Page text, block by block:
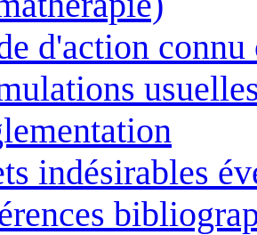
d'action connu
indésirables